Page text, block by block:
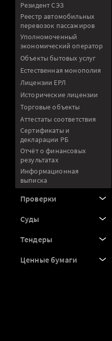
Резидент СЭЗ
Реестр автомобильных
перевозок пассажиров
Уполномоченный
экономический оператор
Объекты бытовых услуг
Естественная монополия
Лицензии ЕРЛ
Исторические лицензии
Торговые объекты
Аттестаты соответствия
Сертификаты и
декларации РБ
Отчёт о финансовых
результатах
Информационная
выписка
Проверки
Суды
Тендеры
Ценные бумаги